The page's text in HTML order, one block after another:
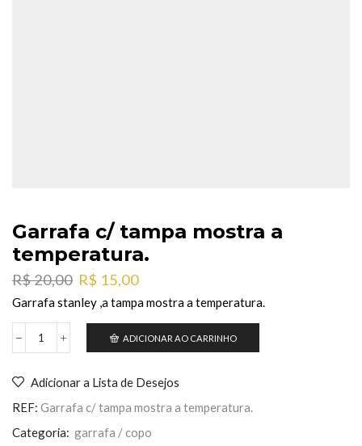
Garrafa c/ tampa mostra a
temperatura.
R$20,00 O
preço
original
R$ 20,00.
R$ 15,00O
preço
atual
R$ 15,00.
Garrafa stanley ,a tampa mostra a temperatura.
Garrafa
mostra
a
temperatura.
quantidade
ADICIONAR AO CARRINHO
Adicionar a Lista de Desejos
REF: Garrafa c/ tampa mostra a temperatura.
Categoria: garrafa / copo